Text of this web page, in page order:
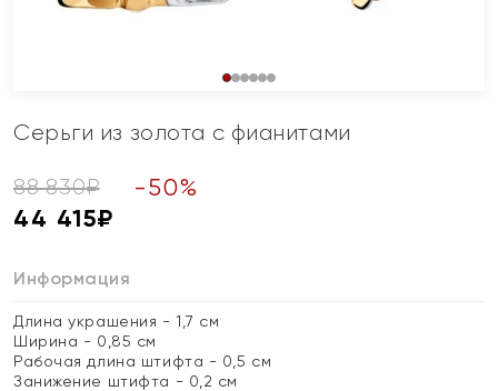
Серьги из золота с фианитами
88 830₽ -50%
44 415₽
Информация
Длина украшения - 1,7 см
Ширина - 0,85 см
Рабочая длина штифта - 0,5 см
Занижение штифта - 0,2 см